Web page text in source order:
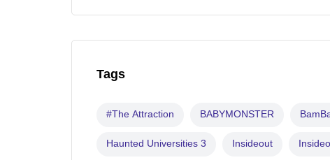
Tags
#The Attraction BABYMONSTER
Haunted Universities 3 Insideout